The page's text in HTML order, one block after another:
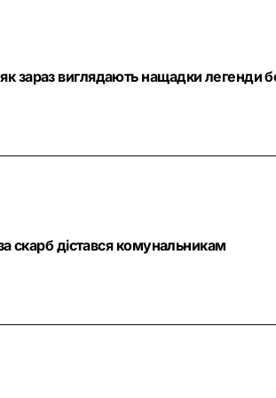
зараз виглядають нащадки легенди
скарб дістався комунальникам